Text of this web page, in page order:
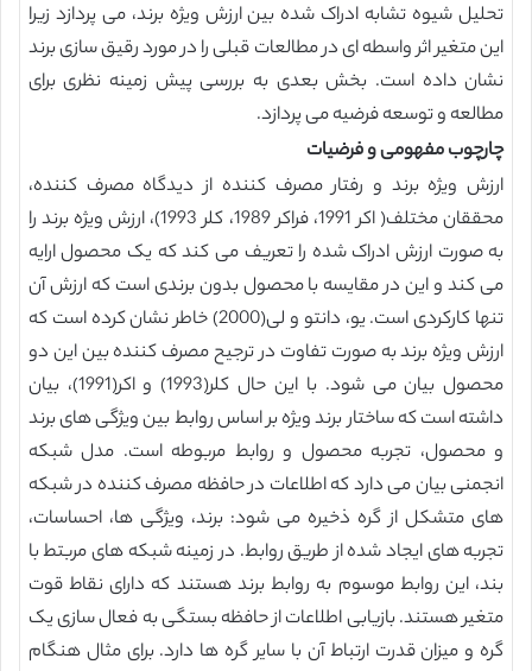
تحلیل شیوه تشابه ادراک شده بین ارزش ویژه برند، می پردازد زیرا
این متغیر اثر واسطه ای در مطالعات قبلی را در مورد رقیق سازی برند
نشان داده است. بخش بعدی به بررسی پیش زمینه نظری برای
مطالعه و توسعه فرضیه می پردازد.
چارچوب مفهومی و فرضیات
ارزش ویژه برند و رفتار مصرف کننده از دیدگاه مصرف کننده،
محققان مختلف( اکر 1991، فراکر 1989، کلر 1993)، ارزش ویژه برند را
به صورت ارزش ادراک شده را تعریف می کند که یک محصول ارایه
می کند و این در مقایسه با محصول بدون برندی است که ارزش آن
تنها کارکردی است. یو، دانتو و لی(2000) خاطر نشان کرده است که
ارزش ویژه برند به صورت تفاوت در ترجیح مصرف کننده بین این دو
محصول بیان می شود. با این حال کلر(1993) و اکر(1991)، بیان
داشته است که ساختار برند ویژه بر اساس روابط بین ویژگی های برند
و محصول، تجربه محصول و روابط مربوطه است. مدل شبکه
انجمنی بیان می دارد که اطلاعات در حافظه مصرف کننده در شبکه
های متشکل از گره ذخیره می شود: برند، ویژگی ها، احساسات،
تجربه های ایجاد شده از طریق روابط. در زمینه شبکه های مربتط با
بند، این روابط موسوم به روابط برند هستند که دارای نقاط قوت
متغیر هستند. بازیابی اطلاعات از حافظه بستگی به فعال سازی یک
گره و میزان قدرت ارتباط آن با سایر گره ها دارد. برای مثال هنگام